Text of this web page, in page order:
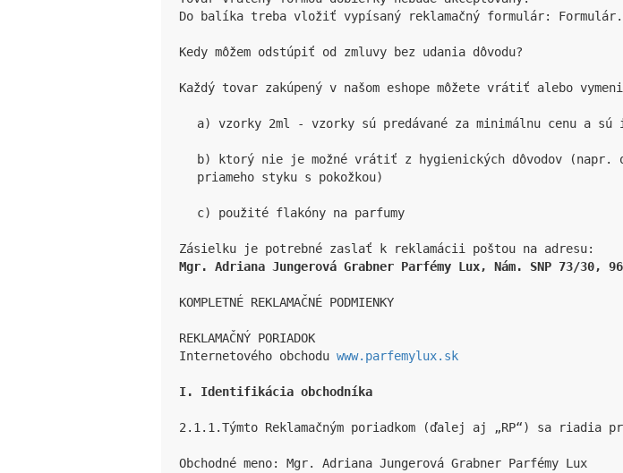
Do balíka treba vložiť vypísaný reklamačný formulár:
Kedy môžem odstúpiť od zmluvy bez udania dôvodu?
Každý tovar zakúpený v našom eshope môžete vrátiť alebo
a) vzorky 2ml - vzorky sú predávané za minimálnu cenu a sú
b) ktorý nie je možné vrátiť z hygienických dôvodov (napr.
priameho styku s pokožkou)
c) použité flakóny na parfumy
Mgr. Adriana Jungerová Grabner Parfémy Lux, Nám. SNP 73/30,
KOMPLETNÉ REKLAMAČNÉ PODMIENKY
REKLAMAČNÝ PORIADOK
Internetového obchodu www.parfemylux.sk
I. Identifikácia obchodníka
2.1.1.Týmto Reklamačným poriadkom (ďalej aj „RP“) sa riadia
Obchodné meno: Mgr. Adriana Jungerová Grabner Parfémy Lux